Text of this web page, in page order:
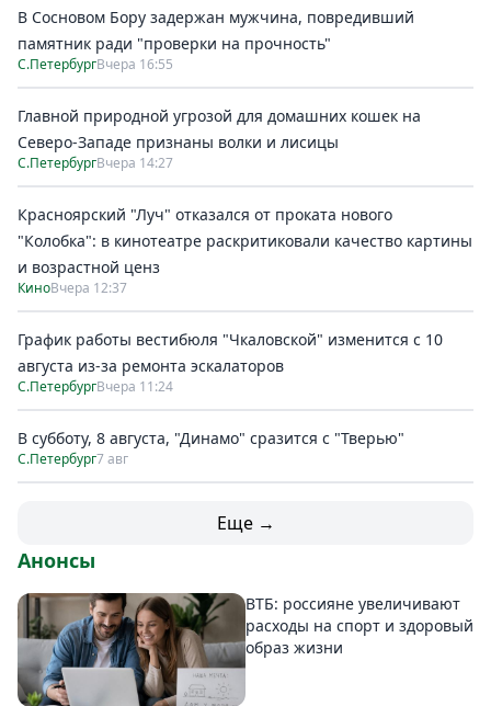
В Сосновом Бору задержан мужчина, повредивший
памятник ради "проверки на прочность"
С.ПетербургВчера 16:55
Главной природной угрозой для домашних кошек на
Северо-Западе признаны волки и лисицы
С.ПетербургВчера 14:27
Красноярский "Луч" отказался от проката нового
"Колобка": в кинотеатре раскритиковали качество картины
и возрастной ценз
КиноВчера 12:37
График работы вестибюля "Чкаловской" изменится с 10
августа из-за ремонта эскалаторов
С.ПетербургВчера 11:24
В субботу, 8 августа, "Динамо" сразится с "Тверью"
С.Петербург7 авг
Еще →
Анонсы
ВТБ: россияне увеличивают
расходы на спорт и здоровый
образ жизни